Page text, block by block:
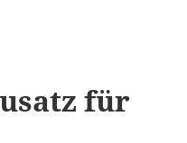
für